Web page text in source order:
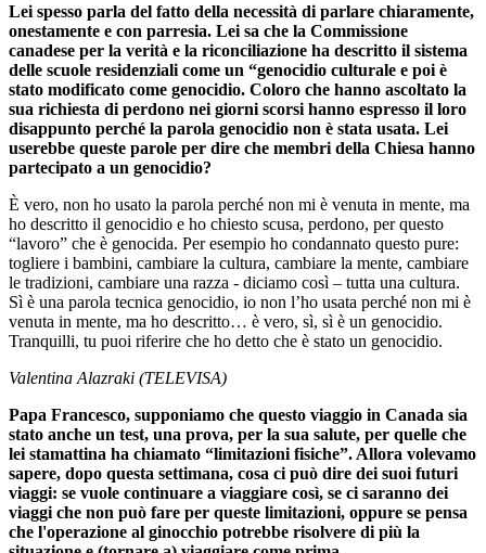
Lei spesso parla del fatto della necessità di parlare chiaramente,
onestamente e con parresia. Lei sa che la Commissione
canadese per la verità e la riconciliazione ha descritto il sistema
delle scuole residenziali come un “genocidio culturale e poi è
stato modificato come genocidio. Coloro che hanno ascoltato la
sua richiesta di perdono nei giorni scorsi hanno espresso il loro
disappunto perché la parola genocidio non è stata usata. Lei
userebbe queste parole per dire che membri della Chiesa hanno
partecipato a un genocidio?
È vero, non ho usato la parola perché non mi è venuta in mente, ma
ho descritto il genocidio e ho chiesto scusa, perdono, per questo
“lavoro” che è genocida. Per esempio ho condannato questo pure:
togliere i bambini, cambiare la cultura, cambiare la mente, cambiare
le tradizioni, cambiare una razza - diciamo così – tutta una cultura.
Sì è una parola tecnica genocidio, io non l’ho usata perché non mi è
venuta in mente, ma ho descritto… è vero, sì, sì è un genocidio.
Tranquilli, tu puoi riferire che ho detto che è stato un genocidio.
Valentina Alazraki (TELEVISA)
Papa Francesco, supponiamo che questo viaggio in Canada sia
stato anche un test, una prova, per la sua salute, per quelle che
lei stamattina ha chiamato “limitazioni fisiche”. Allora volevamo
sapere, dopo questa settimana, cosa ci può dire dei suoi futuri
viaggi: se vuole continuare a viaggiare così, se ci saranno dei
viaggi che non può fare per queste limitazioni, oppure se pensa
che l'operazione al ginocchio potrebbe risolvere di più la